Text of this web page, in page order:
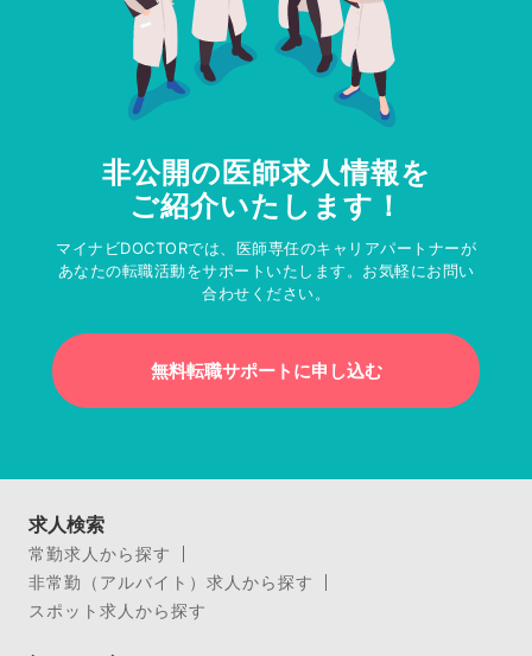
非公開の医師求人情報を
ご紹介いたします！
マイナビDOCTORでは、医師専任のキャリアパートナーが
あなたの転職活動をサポートいたします。お気軽にお問い
合わせください。
無料転職サポートに申し込む
求人検索
常勤求人から探す
非常勤（アルバイト）求人から探す
スポット求人から探す